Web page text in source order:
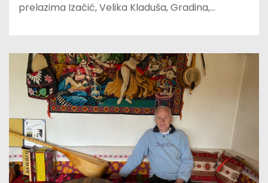
prelazima Izačić, Velika Kladuša, Gradina,…